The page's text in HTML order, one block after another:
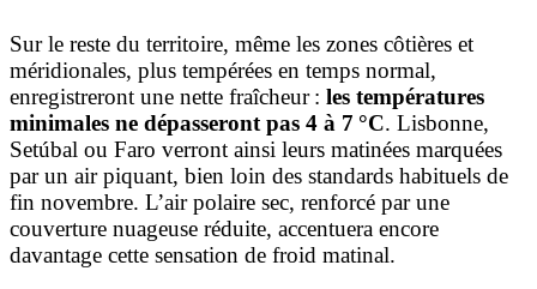
Sur le reste du territoire, même les zones côtières et
méridionales, plus tempérées en temps normal,
enregistreront une nette fraîcheur : les températures
minimales ne dépasseront pas 4 à 7 °C. Lisbonne,
Setúbal ou Faro verront ainsi leurs matinées marquées
par un air piquant, bien loin des standards habituels de
fin novembre. L’air polaire sec, renforcé par une
couverture nuageuse réduite, accentuera encore
davantage cette sensation de froid matinal.